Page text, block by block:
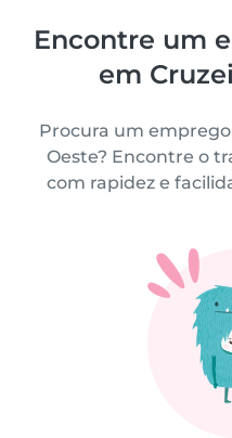
Encontre um
em
Procura um
Oeste? Encontre o
com rapidez e